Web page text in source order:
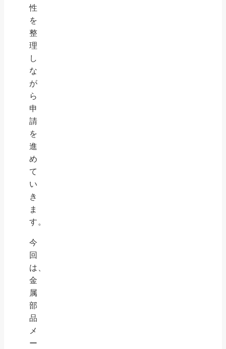
性
を
整
理
し
な
が
ら
申
請
を
進
め
て
い
き
ま
す。
今
回
は、
金
属
部
品
メ
ー